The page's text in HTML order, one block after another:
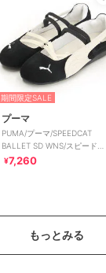
期間限定SALE
プーマ
PUMA/プーマ/SPEEDCAT
BALLET SD WNS/スピードキ
ャット バレエ
¥7,260
もっとみる